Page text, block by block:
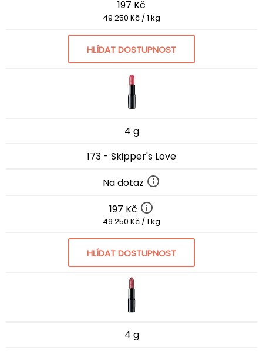
197 Kč
49 250 Kč / 1 kg
HLÍDAT DOSTUPNOST
4 g
173 - Skipper's Love
Na dotaz
197 Kč
49 250 Kč / 1 kg
HLÍDAT DOSTUPNOST
4 g